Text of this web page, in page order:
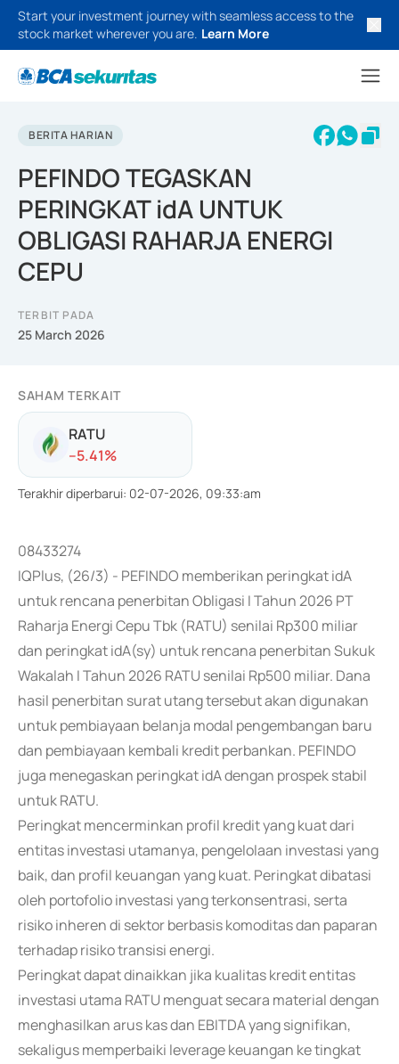
Start your investment journey with seamless access to the
stock market wherever you are. Learn More
BERITA HARIAN
PEFINDO TEGASKAN
PERINGKAT idA UNTUK
OBLIGASI RAHARJA ENERGI
CEPU
TERBIT PADA
25 March 2026
SAHAM TERKAIT
RATU
--5.41%
Terakhir diperbarui: 02-07-2026, 09:33:am
08433274
IQPlus, (26/3) - PEFINDO memberikan peringkat idA
untuk rencana penerbitan Obligasi I Tahun 2026 PT
Raharja Energi Cepu Tbk (RATU) senilai Rp300 miliar
dan peringkat idA(sy) untuk rencana penerbitan Sukuk
Wakalah I Tahun 2026 RATU senilai Rp500 miliar. Dana
hasil penerbitan surat utang tersebut akan digunakan
untuk pembiayaan belanja modal pengembangan baru
dan pembiayaan kembali kredit perbankan. PEFINDO
juga menegaskan peringkat idA dengan prospek stabil
untuk RATU.
Peringkat mencerminkan profil kredit yang kuat dari
entitas investasi utamanya, pengelolaan investasi yang
baik, dan profil keuangan yang kuat. Peringkat dibatasi
oleh portofolio investasi yang terkonsentrasi, serta
risiko inheren di sektor berbasis komoditas dan paparan
terhadap risiko transisi energi.
Peringkat dapat dinaikkan jika kualitas kredit entitas
investasi utama RATU menguat secara material dengan
menghasilkan arus kas dan EBITDA yang signifikan,
sekaligus memperbaiki leverage keuangan ke tingkat